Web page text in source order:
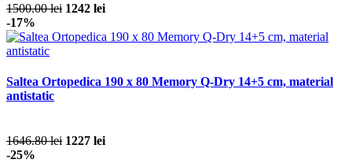
1500.00 lei 1242 lei
-17%
Saltea Ortopedica 190 x 80 Memory Q-Dry 14+5 cm, material
antistatic
1646.80 lei 1227 lei
-25%